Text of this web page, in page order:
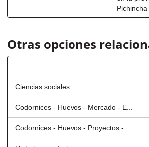
Pichincha
Otras opciones
Ciencias sociales
Codornices - Huevos - Mercado - E...
Codornices - Huevos - Proyectos -...